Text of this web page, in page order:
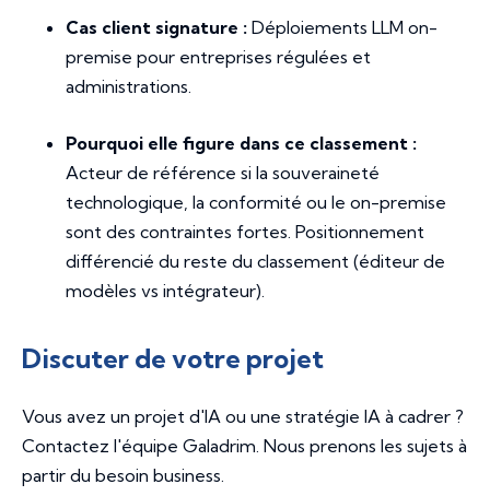
Cas client signature : Déploiements LLM on-
premise pour entreprises régulées et
administrations.
Pourquoi elle figure dans ce classement :
Acteur de référence si la souveraineté
technologique, la conformité ou le on-premise
sont des contraintes fortes. Positionnement
différencié du reste du classement (éditeur de
modèles vs intégrateur).
Discuter de votre projet
Vous avez un projet d'IA ou une stratégie IA à cadrer ?
Contactez l'équipe Galadrim. Nous prenons les sujets à
partir du besoin business.